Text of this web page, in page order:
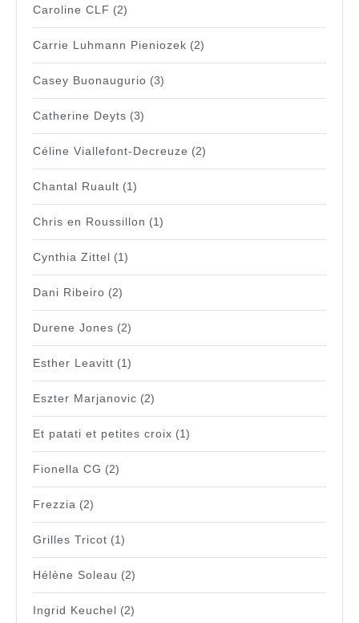
Caroline CLF (2)
Carrie Luhmann Pieniozek (2)
Casey Buonaugurio (3)
Catherine Deyts (3)
Céline Viallefont-Decreuze (2)
Chantal Ruault (1)
Chris en Roussillon (1)
Cynthia Zittel (1)
Dani Ribeiro (2)
Durene Jones (2)
Esther Leavitt (1)
Eszter Marjanovic (2)
Et patati et petites croix (1)
Fionella CG (2)
Frezzia (2)
Grilles Tricot (1)
Hélène Soleau (2)
Ingrid Keuchel (2)